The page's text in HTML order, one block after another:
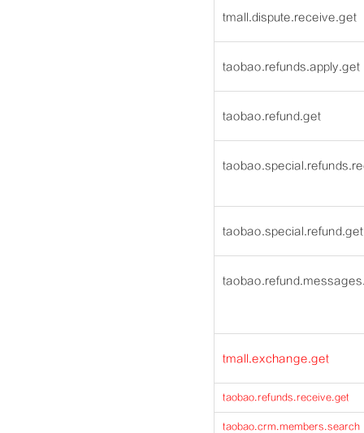
tmall.dispute.receive.get
taobao.refunds.apply.get
taobao.refund.get
taobao.special.refund.get
tmall.exchange.get
taobao.refunds.receive.get
taobao.crm.members.search